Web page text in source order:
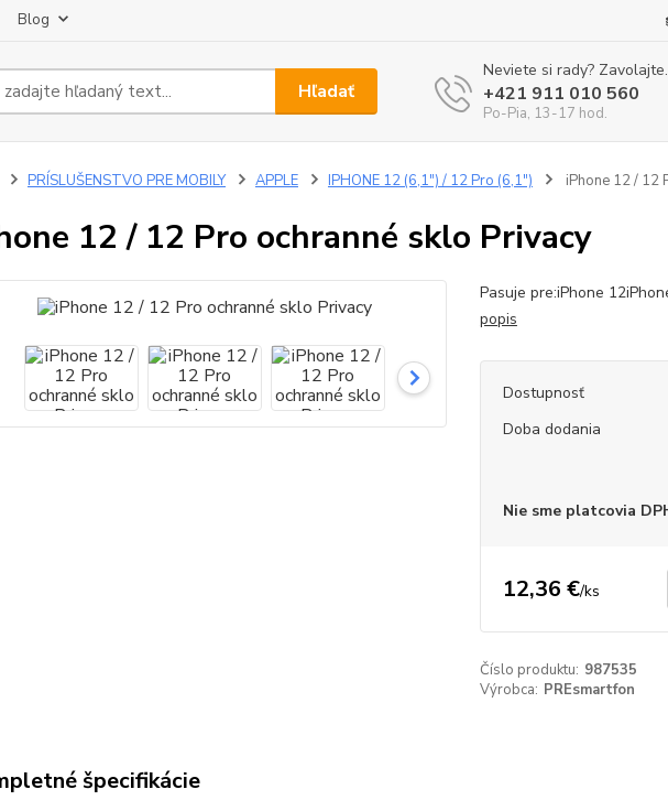
Blog
Hľadať
Neviete si rady? Zavolajte.
+421 911 010 560
Po-Pia, 13-17 hod.
PRÍSLUŠENSTVO PRE MOBILY APPLE IPHONE 12 (6,1") / 12 Pro (6,1") iPhone 12 / 12
12 / 12 Pro ochranné sklo Privacy
Pasuje pre:iPhone
popis
Dostupnosť
Doba dodania
Nie sme platcovia
12,36 €/ks
Číslo produktu: 987535
Výrobca: PREsmartfon
špecifikácie